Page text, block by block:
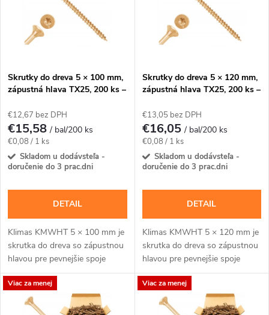
e
p
r
o
u
k
t
s
p
r
o
d
u
k
t
Skrutky do dreva 5 × 100 mm,
zápustná hlava TX25, 200 ks –
€12,67 bez DPH
€15,58/ bal/200 ks
Jednotková
cena:
€0,08 / 1 ks
Skladom u dodávsteľa -
doručenie do 3 prac.dni
DETAIL
Klimas KMWHT 5 × 100 mm je
skrutka do dreva so zápustnou
hlavou pre pevnejšie spoje
dosiek, lát a drevených
prvkov.Na montáž použite bit
TX25. Balenie...
Skrutky do dreva 5 × 120 mm,
zápustná hlava TX25, 200 ks –
€13,05 bez DPH
€16,05/ bal/200 ks
Jednotková
cena:
€0,08 / 1 ks
Skladom u dodávsteľa -
doručenie do 3 prac.dni
DETAIL
Klimas KMWHT 5 × 120 mm je
skrutka do dreva so zápustnou
hlavou pre pevnejšie spoje
dosiek, lát a drevených
prvkov.Na montáž použite bit
TX25. Balenie...
Viac za menej Viac za menej